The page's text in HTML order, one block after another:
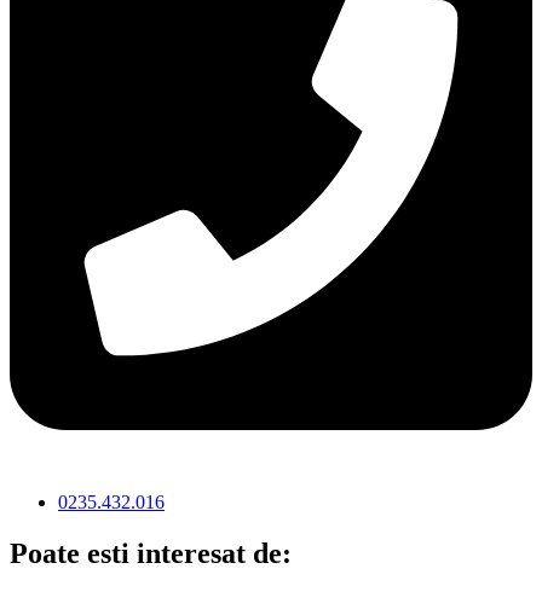
0235.432.016
Poate esti interesat de: